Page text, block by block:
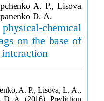
A. P., Lisova
D. A.
chemical
on the base of
A. P., Lisova, L. A.,
D. A. (2016). Prediction